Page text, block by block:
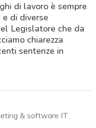
di lavoro è sempre
di diverse
Legislatore che da
chiarezza
sentenze in
& software IT